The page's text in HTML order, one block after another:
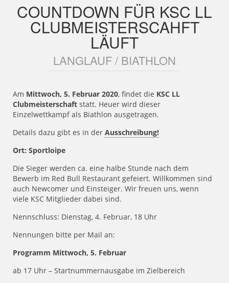
COUNTDOWN FÜR KSC LL
CLUBMEISTERSCAHFT
LÄUFT
LANGLAUF / BIATHLON
Am Mittwoch, 5. Februar 2020, findet die KSC LL
Clubmeisterschaft statt. Heuer wird dieser
Einzelwettkampf als Biathlon ausgetragen.
Details dazu gibt es in der Ausschreibung!
Ort: Sportloipe
Die Sieger werden ca. eine halbe Stunde nach dem
Bewerb im Red Bull Restaurant gefeiert. Willkommen sind
auch Newcomer und Einsteiger. Wir freuen uns, wenn
viele KSC Mitglieder dabei sind.
Nennschluss: Dienstag, 4. Februar, 18 Uhr
Nennungen bitte per Mail an:
Programm Mittwoch, 5. Februar
ab 17 Uhr – Startnummernausgabe im Zielbereich